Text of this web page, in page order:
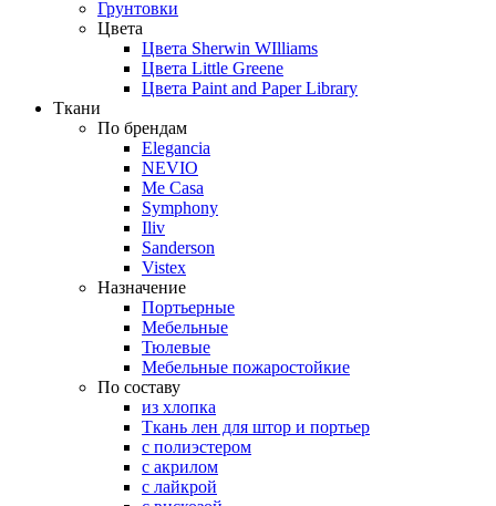
Грунтовки
Цвета
Цвета Sherwin WIlliams
Цвета Little Greene
Цвета Paint and Paper Library
Ткани
По брендам
Elegancia
NEVIO
Me Casa
Symphony
Iliv
Sanderson
Vistex
Назначение
Портьерные
Мебельные
Тюлевые
Мебельные пожаростойкие
По составу
из хлопка
Ткань лен для штор и портьер
с полиэстером
с акрилом
с лайкрой